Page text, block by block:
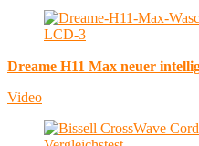
Dreame H11 Max neuer
Video